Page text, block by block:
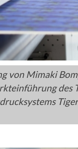
von Mimaki
des